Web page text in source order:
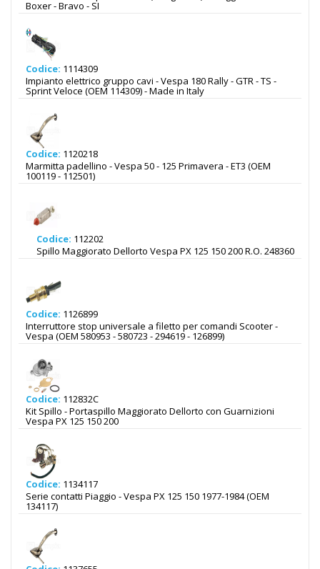
Boxer - Bravo - SI
Codice: 1114309
Impianto elettrico gruppo cavi - Vespa 180 Rally - GTR - TS -
Sprint Veloce (OEM 114309) - Made in Italy
Codice: 1120218
Marmitta padellino - Vespa 50 - 125 Primavera - ET3 (OEM
100119 - 112501)
Codice: 112202
Spillo Maggiorato Dellorto Vespa PX 125 150 200 R.O. 248360
Codice: 1126899
Interruttore stop universale a filetto per comandi Scooter -
Vespa (OEM 580953 - 580723 - 294619 - 126899)
Codice: 112832C
Kit Spillo - Portaspillo Maggiorato Dellorto con Guarnizioni
Vespa PX 125 150 200
Codice: 1134117
Serie contatti Piaggio - Vespa PX 125 150 1977-1984 (OEM
134117)